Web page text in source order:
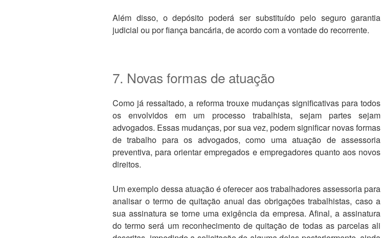
Além disso, o depósito poderá ser substituído pelo seguro garantia
judicial ou por fiança bancária, de acordo com a vontade do recorrente.
7. Novas formas de atuação
Como já ressaltado, a reforma trouxe mudanças significativas para todos
os envolvidos em um processo trabalhista, sejam partes sejam
advogados. Essas mudanças, por sua vez, podem significar novas formas
de trabalho para os advogados, como uma atuação de assessoria
preventiva, para orientar empregados e empregadores quanto aos novos
direitos.
Um exemplo dessa atuação é oferecer aos trabalhadores assessoria para
analisar o termo de quitação anual das obrigações trabalhistas, caso a
sua assinatura se torne uma exigência da empresa. Afinal, a assinatura
do termo será um reconhecimento de quitação de todas as parcelas ali